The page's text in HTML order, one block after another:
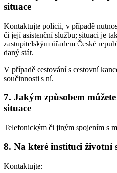
situace
Kontaktujte policii, v případě
či její asistenční službu; situaci je
zastupitelským úřadem České
daný stát.
V případě cestování s cestovní
součinnosti s ní.
7. Jakým způsobem
situace
Telefonickým či jiným spojením s
8. Na které instituci životní
Kontaktujte: